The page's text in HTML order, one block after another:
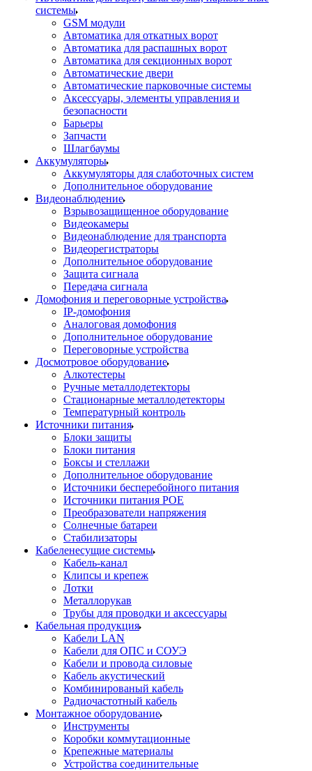
системы
GSM модули
Автоматика для откатных ворот
Автоматика для распашных ворот
Автоматика для секционных ворот
Автоматические двери
Автоматические парковочные системы
Аксессуары, элементы управления и
безопасности
Барьеры
Запчасти
Шлагбаумы
Аккумуляторы
Аккумуляторы для слаботочных систем
Дополнительное оборудование
Видеонаблюдение
Взрывозащищенное оборудование
Видеокамеры
Видеонаблюдение для транспорта
Видеорегистраторы
Дополнительное оборудование
Защита сигнала
Передача сигнала
Домофония и переговорные устройства
IP-домофония
Аналоговая домофония
Дополнительное оборудование
Переговорные устройства
Досмотровое оборудование
Алкотестеры
Ручные металлодетекторы
Стационарные металлодетекторы
Температурный контроль
Источники питания
Блоки защиты
Блоки питания
Боксы и стеллажи
Дополнительное оборудование
Источники бесперебойного питания
Источники питания POE
Преобразователи напряжения
Солнечные батареи
Стабилизаторы
Кабеленесущие системы
Кабель-канал
Клипсы и крепеж
Лотки
Металлорукав
Трубы для проводки и аксессуары
Кабельная продукция
Кабели LAN
Кабели для ОПС и СОУЭ
Кабели и провода силовые
Кабель акустический
Комбинированый кабель
Радиочастотный кабель
Монтажное оборудование
Инструменты
Коробки коммутационные
Крепежные материалы
Устройства соединительные